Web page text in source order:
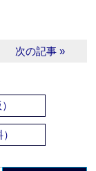
次の記事 »